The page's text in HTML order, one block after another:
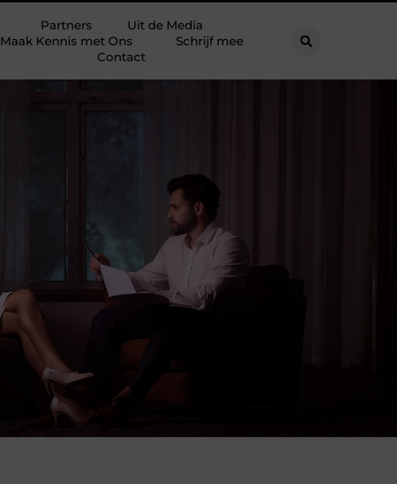
Partners
Uit de Media
Maak Kennis met Ons
Schrijf mee
Contact